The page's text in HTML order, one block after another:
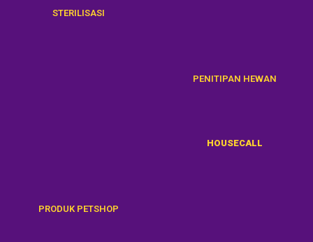
STERILISASI
HOUSECALL